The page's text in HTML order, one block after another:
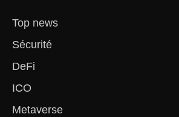
Top news
Sécurité
DeFi
ICO
Metaverse